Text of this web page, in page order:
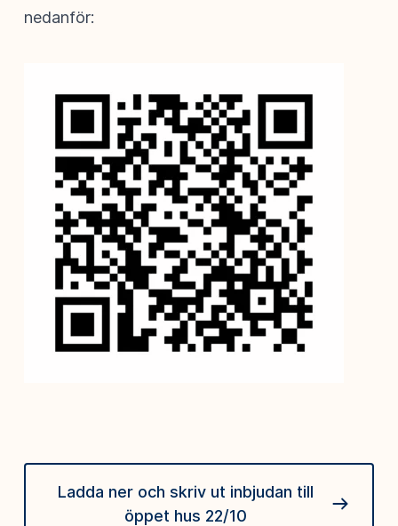
nedanför:
Ladda ner och skriv ut inbjudan till
öppet hus 22/10